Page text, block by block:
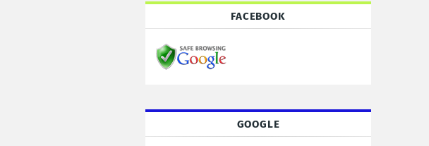
FACEBOOK
GOOGLE